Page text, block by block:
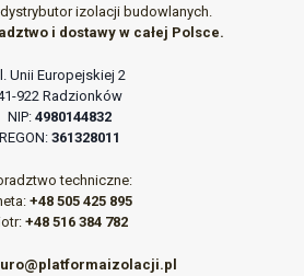
izolacji budowlanych.
i dostawy w całej Polsce.
Unii Europejskiej 2
922 Radzionków
NIP: 4980144832
REGON: 361328011
techniczne:
+48 505 425 895
+48 516 384 782